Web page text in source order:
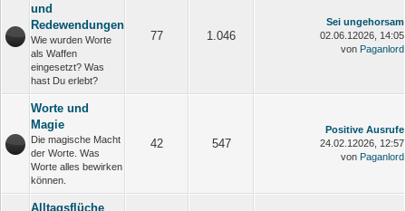
und
Redewendungen
Wie wurden Worte
als Waffen
eingesetzt? Was
hast Du erlebt?
77 1.046
Sei ungehorsam
02.06.12026, 14:05
von Paganlord
Worte und
Magie
Die magische Macht
der Worte. Was
Worte alles bewirken
können.
42 547
Positive Ausrufe
24.02.12026, 12:57
von Paganlord
Alltagsflüche